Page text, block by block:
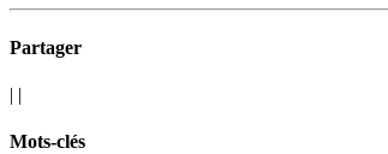
Partager
| |
Mots-clés